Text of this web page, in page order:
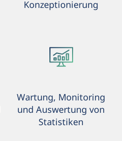
Konzeptionierung
Wartung, Monitoring
und Auswertung von
Statistiken